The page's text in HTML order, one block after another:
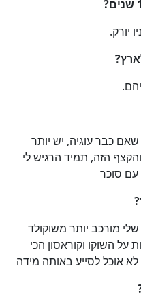
?
יורק.
?
כבר עוגיה, יש יותר
הזה, תמיד הרגיש לי
עם סוכר
?
6, כך שהטעם שלי מורכב יותר משוקולד
על השוקו וקוראסון הכי